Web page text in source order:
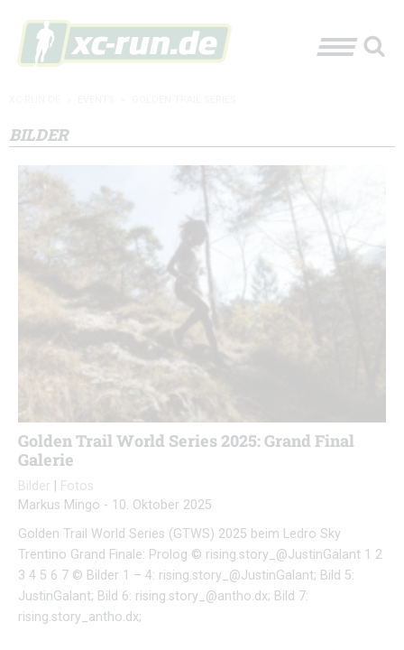
BILDER
Golden Trail World Series 2025: Grand Final
Galerie
Bilder
Fotos
Markus Mingo - 10. Oktober 2025
Golden Trail World Series (GTWS) 2025 beim Ledro Sky
Trentino Grand Finale: Prolog © rising.story_@JustinGalant 1 2
3 4 5 6 7 © Bilder 1 – 4: rising.story_@JustinGalant; Bild 5:
JustinGalant; Bild 6: rising.story_@antho.dx; Bild 7:
rising.story_antho.dx;